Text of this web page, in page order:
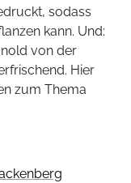
sodass
kann. Und:
von der
Hier
zum Thema